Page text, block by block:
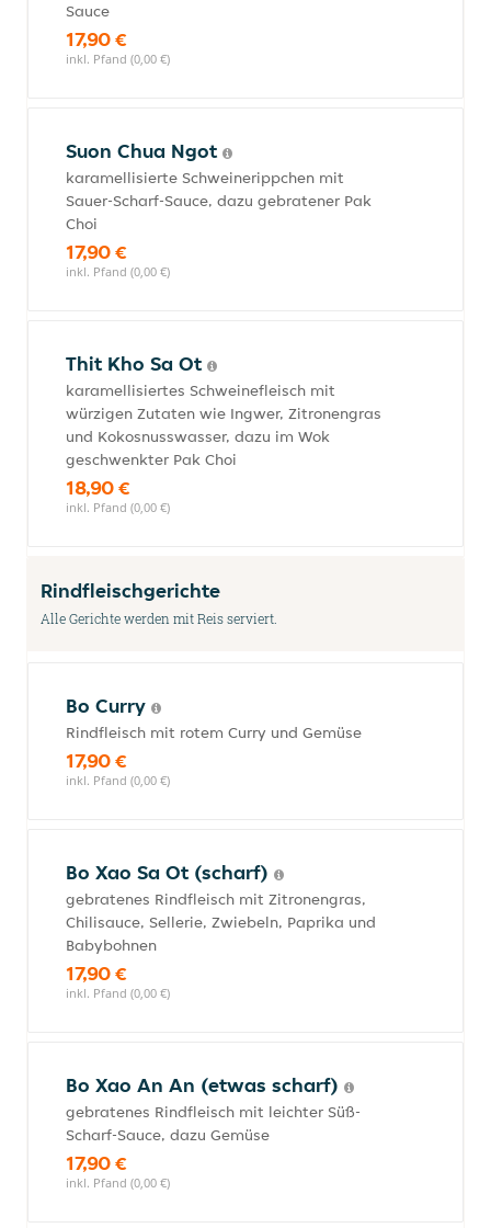
Sauce
17,90 €
inkl. Pfand (0,00 €)
Suon Chua Ngot
karamellisierte Schweinerippchen mit
Sauer-Scharf-Sauce, dazu gebratener Pak
Choi
17,90 €
inkl. Pfand (0,00 €)
Thit Kho Sa Ot
karamellisiertes Schweinefleisch mit
würzigen Zutaten wie Ingwer, Zitronengras
und Kokosnusswasser, dazu im Wok
geschwenkter Pak Choi
18,90 €
inkl. Pfand (0,00 €)
Rindfleischgerichte
Alle Gerichte werden mit Reis serviert.
Bo Curry
Rindfleisch mit rotem Curry und Gemüse
17,90 €
inkl. Pfand (0,00 €)
Bo Xao Sa Ot (scharf)
gebratenes Rindfleisch mit Zitronengras,
Chilisauce, Sellerie, Zwiebeln, Paprika und
Babybohnen
17,90 €
inkl. Pfand (0,00 €)
Bo Xao An An (etwas scharf)
gebratenes Rindfleisch mit leichter Süß-
Scharf-Sauce, dazu Gemüse
17,90 €
inkl. Pfand (0,00 €)